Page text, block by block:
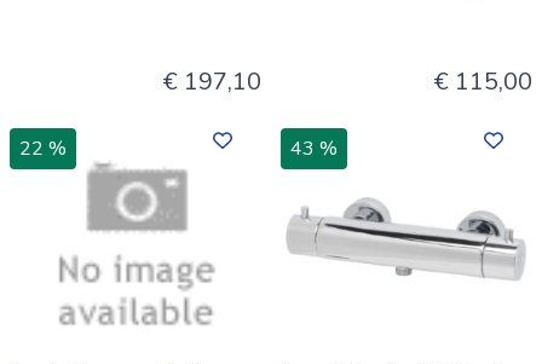
€ 197,10 € 115,00
22 % 43 %